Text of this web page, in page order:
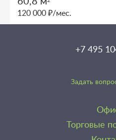
120 000 ₽/мес.
+7 495
Задать
Торговые